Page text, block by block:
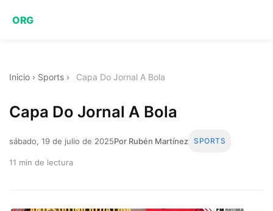
ORG
Inicio › Sports › Capa Do Jornal A Bola
Capa Do Jornal A Bola
sábado, 19 de julio de 2025Por Rubén Martínez SPORTS
11 min de lectura